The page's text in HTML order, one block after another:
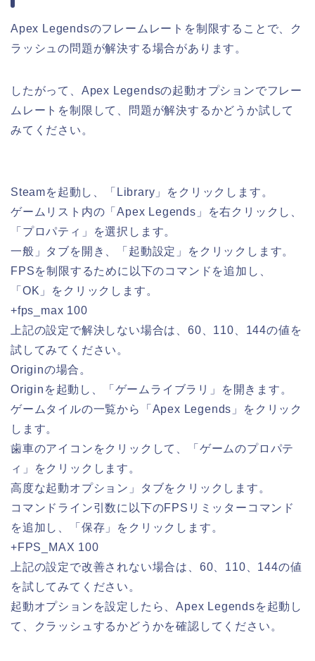
Apex Legendsのフレームレートを制限することで、ク
ラッシュの問題が解決する場合があります。
したがって、Apex Legendsの起動オプションでフレー
ムレートを制限して、問題が解決するかどうか試して
みてください。
Steamを起動し、「Library」をクリックします。
ゲームリスト内の「Apex Legends」を右クリックし、
「プロパティ」を選択します。
一般」タブを開き、「起動設定」をクリックします。
FPSを制限するために以下のコマンドを追加し、
「OK」をクリックします。
+fps_max 100
上記の設定で解決しない場合は、60、110、144の値を
試してみてください。
Originの場合。
Originを起動し、「ゲームライブラリ」を開きます。
ゲームタイルの一覧から「Apex Legends」をクリック
します。
歯車のアイコンをクリックして、「ゲームのプロパテ
ィ」をクリックします。
高度な起動オプション」タブをクリックします。
コマンドライン引数に以下のFPSリミッターコマンド
を追加し、「保存」をクリックします。
+FPS_MAX 100
上記の設定で改善されない場合は、60、110、144の値
を試してみてください。
起動オプションを設定したら、Apex Legendsを起動し
て、クラッシュするかどうかを確認してください。